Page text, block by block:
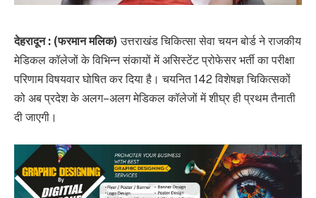
देहरादून : (फरमान मलिक) उत्तराखंड चिकित्सा सेवा चयन बोर्ड ने राजकीय
मेडिकल कॉलेजों के विभिन्न संकायों में असिस्टेंट प्रोफेसर भर्ती का परीक्षा
परिणाम विषयवार घोषित कर दिया है। चयनित 142 विशेषज्ञ चिकित्सकों
को अब प्रदेश के अलग–अलग मेडिकल कॉलेजों में शीघ्र ही प्रथम तैनाती
दी जाएगी।